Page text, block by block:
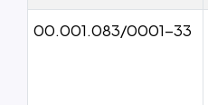
00.001.083/0001-33